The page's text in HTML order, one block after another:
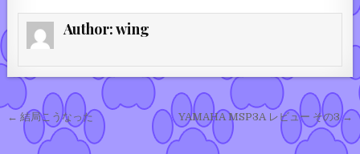
Author:wing
投稿ナビゲーションYAMAHA MSP3A レビュー その3 →
← 結局こうなった